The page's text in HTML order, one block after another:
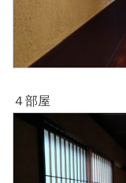
４部屋